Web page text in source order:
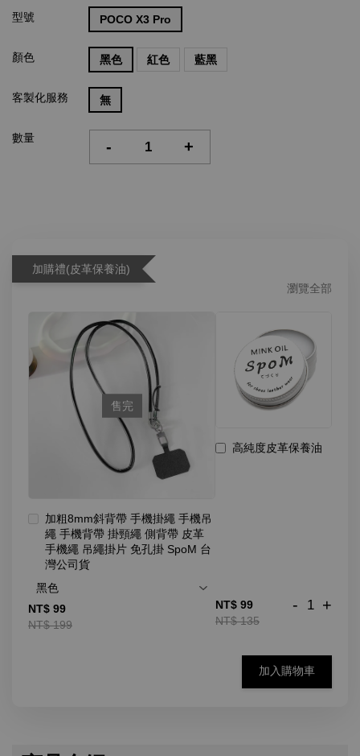
型號 POCO X3 Pro
顏色 黑色 紅色 藍黑
客製化服務 無
數量 - +
加購禮(皮革保養油)
瀏覽全部
售完
加粗8mm斜背帶 手機掛繩 手機吊
繩 手機背帶 掛頸繩 側背帶 皮革
手機繩 吊繩掛片 免孔掛 SpoM 台
灣公司貨
NT$ 99
NT$ 199
高純度皮革保養油
NT$ 99
NT$ 135
- +
加入購物車